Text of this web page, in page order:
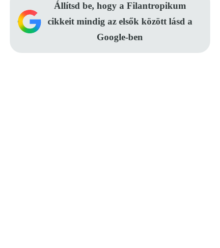
Állítsd be, hogy a Filantropikum
cikkeit mindig az elsők között lásd a
Google-ben